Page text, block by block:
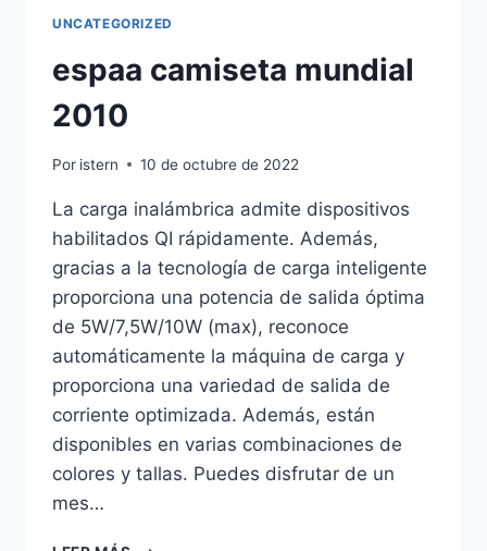
UNCATEGORIZED
espaa camiseta mundial
2010
Por istern 10 de octubre de 2022
La carga inalámbrica admite dispositivos
habilitados QI rápidamente. Además,
gracias a la tecnología de carga inteligente
proporciona una potencia de salida óptima
de 5W/7,5W/10W (max), reconoce
automáticamente la máquina de carga y
proporciona una variedad de salida de
corriente optimizada. Además, están
disponibles en varias combinaciones de
colores y tallas. Puedes disfrutar de un
mes…
ESPAA